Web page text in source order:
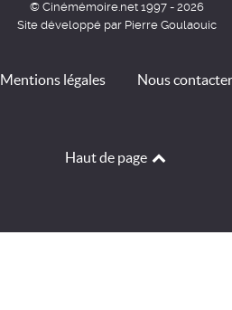
© Cinémémoire.net 1997 - 2026
Site développé par Pierre Goulaouic
Mentions légales Nous contacter
Haut de page